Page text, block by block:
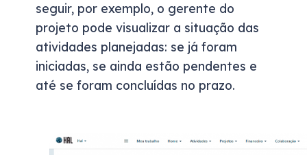
seguir, por exemplo, o gerente do
projeto pode visualizar a situação das
atividades planejadas: se já foram
iniciadas, se ainda estão pendentes e
até se foram concluídas no prazo.